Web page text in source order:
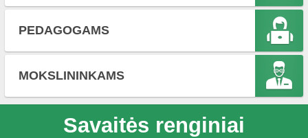
PEDAGOGAMS
MOKSLININKAMS
Savaitės renginiai